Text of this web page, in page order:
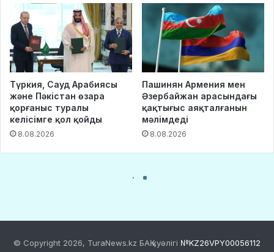
© Copyright 2026, TuraNews.kz БАҚ куәлігі №KZ26VPY00056112